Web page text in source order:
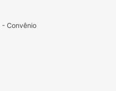
de tecidos e deixá-
Essa oxidação resulta
pele, o sabonete
tecidos.
Convênio